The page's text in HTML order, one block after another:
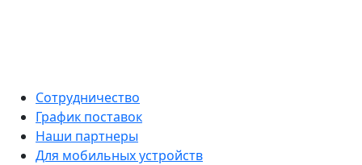
Сотрудничество
График поставок
Наши партнеры
Для мобильных устройств